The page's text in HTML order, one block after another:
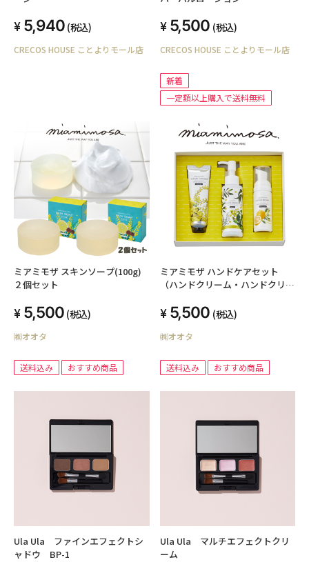
5,940 (税込)
CRECOS HOUSE ことよりモール店
5,500 (税込)
CRECOS HOUSE ことよりモール店
新着
一定額以上購入で送料無料
ミアミモザ スキンソープ(100g)
２個セット
5,500 (税込)
㈱オオタ
送料込み おすすめ商品
ミアミモザ ハンドケアセット
（ハンドクリーム・ハンドクリー
5,500 (税込)
㈱オオタ
送料込み おすすめ商品
Ula Ula ファインエフェクトシ
ャドウ BP-1
Ula Ula マルチエフェクトクリ
ーム